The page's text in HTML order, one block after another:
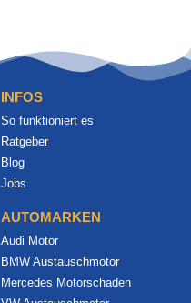
INFOS
So funktioniert es
Ratgeber
Blog
Jobs
AUTOMARKEN
Audi Motor
BMW Austauschmotor
Mercedes Motorschaden